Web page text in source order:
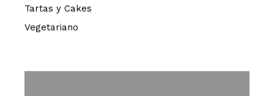
Tartas y Cakes
Vegetariano